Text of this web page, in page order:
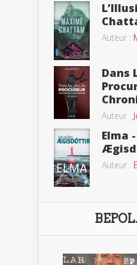
Auteur :
Dans
Auteur :
Elma
Auteur :